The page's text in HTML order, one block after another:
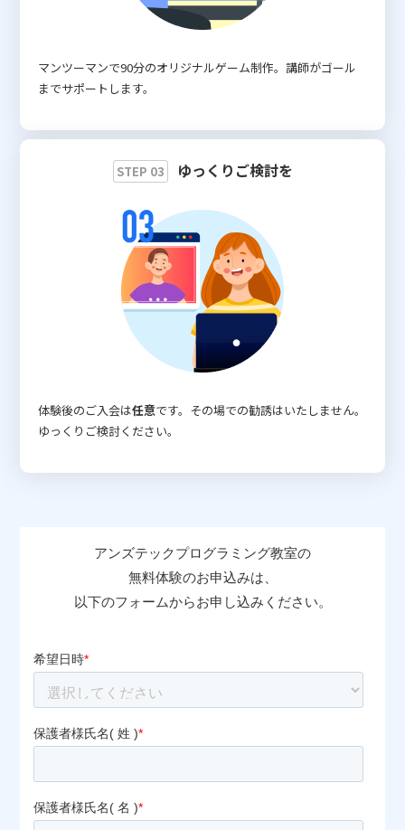
マンツーマンで90分のオリジナルゲーム制作。講師がゴール
までサポートします。
STEP 03 ゆっくりご検討を
体験後のご入会は任意です。その場での勧誘はいたしません。
ゆっくりご検討ください。
アンズテックプログラミング教室の
無料体験のお申込みは、
以下のフォームからお申し込みください。